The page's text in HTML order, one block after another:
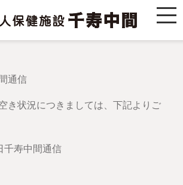
通信
き状況につきましては、下記よりご
千寿中間通信